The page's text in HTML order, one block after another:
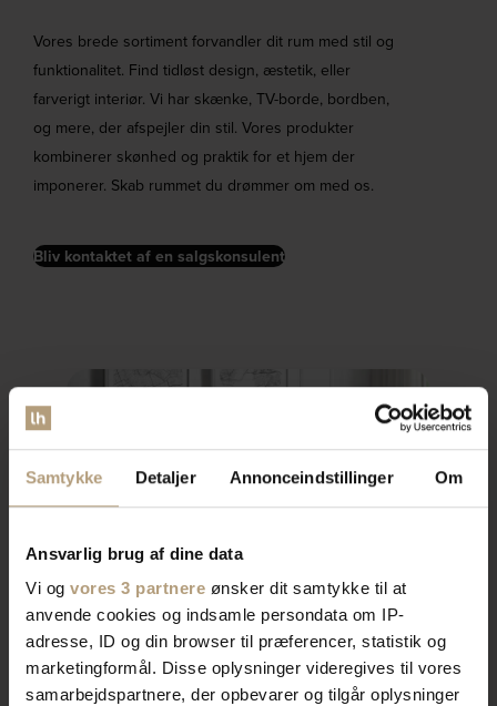
Samtykke Detaljer Annonceindstillinger Om
Ansvarlig brug af dine data
Vi og vores 3 partnere ønsker dit samtykke til at
anvende cookies og indsamle persondata om IP-
adresse, ID og din browser til præferencer, statistik og
marketingformål. Disse oplysninger videregives til vores
samarbejdspartnere, der opbevarer og tilgår oplysninger
Vores brede sortiment forvandler dit rum med stil og
funktionalitet. Find tidløst design, æstetik, eller
farverigt interiør. Vi har skænke, TV-borde, bordben,
og mere, der afspejler din stil. Vores produkter
kombinerer skønhed og praktik for et hjem der
imponerer. Skab rummet du drømmer om med os.
Bliv kontaktet af en salgskonsulent